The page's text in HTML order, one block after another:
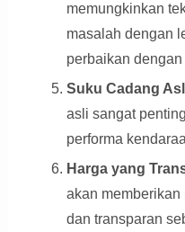
memungkinkan
masalah dengan
perbaikan
Suku Cadang
asli sangat
performa
Harga yang
akan
dan transparan